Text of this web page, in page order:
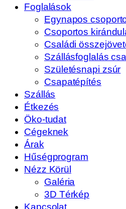
Foglalások
Egynapos
Csoportos
Családi
Szállásfoglalás
Születésnapi zsúr
Csapatépítés
Szállás
Étkezés
Öko-tudat
Cégeknek
Árak
Hűségprogram
Nézz Körül
Galéria
3D Térkép
Kapcsolat